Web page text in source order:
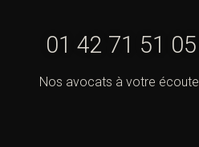
01 42 71 51 05
Nos avocats à votre écoute